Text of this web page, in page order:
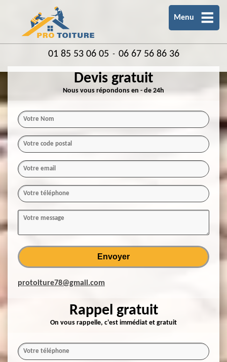
Menu
01 85 53 06 05 - 06 67 56 86 36
Devis gratuit
Nous vous répondons en - de 24h
protoiture78@gmail.com
Rappel gratuit
On vous rappelle, c'est immédiat et gratuit